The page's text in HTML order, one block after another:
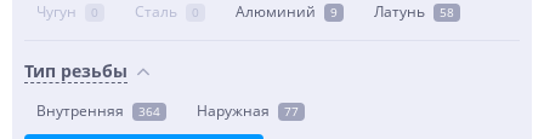
Чугун 0 Сталь 0 Алюминий 9 Латунь 58
Тип резьбы
Внутренняя 364 Наружная 77